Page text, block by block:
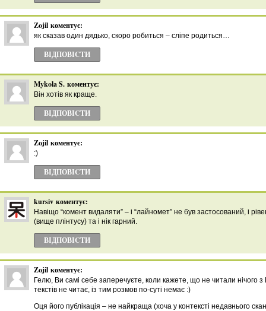
Zojil коментує:
як сказав один дядько, скоро робиться – сліпе родиться…
ВІДПОВІCТИ
Mykola S. коментує:
Він хотів як краще.
ВІДПОВІCТИ
Zojil коментує:
:)
ВІДПОВІCТИ
kursiv коментує:
Навіщо “комент видаляти” – і “лайномет” не був застосований, і
(вище плінтусу) та і нік гарний.
ВІДПОВІCТИ
Zojil коментує:
Гелю, Ви самі себе заперечуєте, коли кажете, що не читали нічого з
текстів не читає, із тим розмов по-суті немає :)
Оця його публікація – не найкраща (хоча у контексті недавнього